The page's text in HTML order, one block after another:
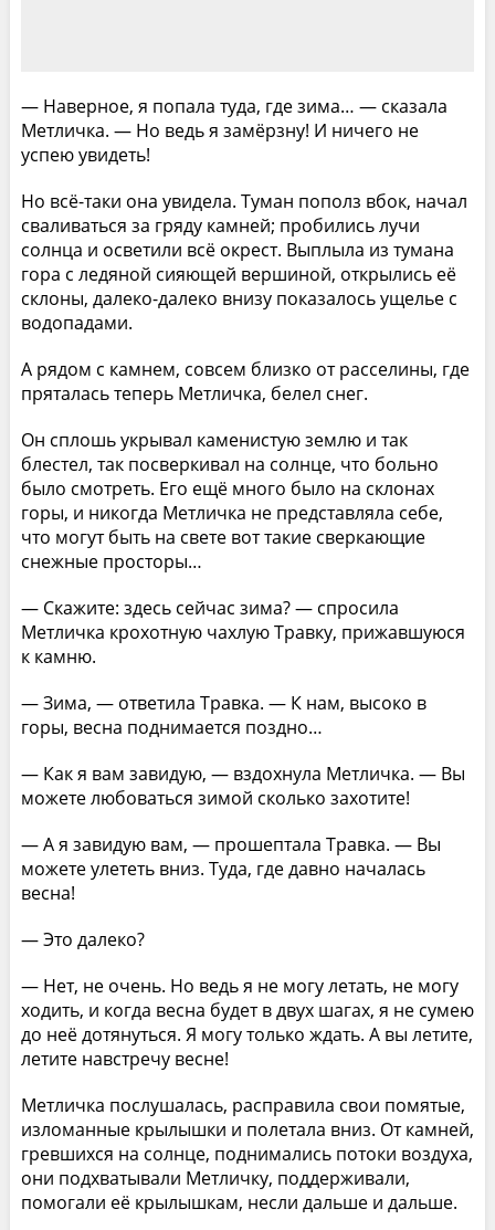
— Наверное, я попала туда, где зима… — сказала
Метличка. — Но ведь я замёрзну! И ничего не
успею увидеть!
Но всё-таки она увидела. Туман пополз вбок, начал
сваливаться за гряду камней; пробились лучи
солнца и осветили всё окрест. Выплыла из тумана
гора с ледяной сияющей вершиной, открылись её
склоны, далеко-далеко внизу показалось ущелье с
водопадами.
А рядом с камнем, совсем близко от расселины, где
пряталась теперь Метличка, белел снег.
Он сплошь укрывал каменистую землю и так
блестел, так посверкивал на солнце, что больно
было смотреть. Его ещё много было на склонах
горы, и никогда Метличка не представляла себе,
что могут быть на свете вот такие сверкающие
снежные просторы…
— Скажите: здесь сейчас зима? — спросила
Метличка крохотную чахлую Травку, прижавшуюся
к камню.
— Зима, — ответила Травка. — К нам, высоко в
горы, весна поднимается поздно…
— Как я вам завидую, — вздохнула Метличка. — Вы
можете любоваться зимой сколько захотите!
— А я завидую вам, — прошептала Травка. — Вы
можете улететь вниз. Туда, где давно началась
весна!
— Это далеко?
— Нет, не очень. Но ведь я не могу летать, не могу
ходить, и когда весна будет в двух шагах, я не сумею
до неё дотянуться. Я могу только ждать. А вы летите,
летите навстречу весне!
Метличка послушалась, расправила свои помятые,
изломанные крылышки и полетала вниз. От камней,
гревшихся на солнце, поднимались потоки воздуха,
они подхватывали Метличку, поддерживали,
помогали её крылышкам, несли дальше и дальше.